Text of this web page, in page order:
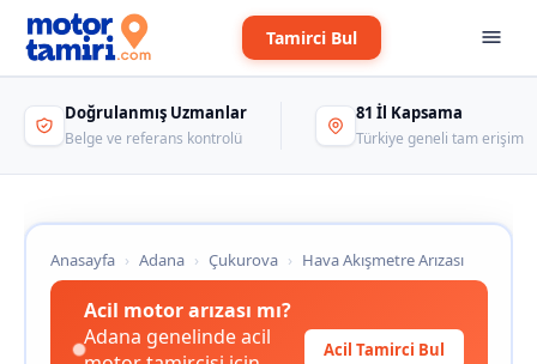
Tamirci Bul
Doğrulanmış Uzmanlar
Belge ve referans kontrolü
81 İl Kapsama
Türkiye geneli tam erişim
Anasayfa › Adana › Çukurova › Hava Akışmetre Arızası
Acil motor arızası mı?
Adana genelinde acil
Acil Tamirci Bul